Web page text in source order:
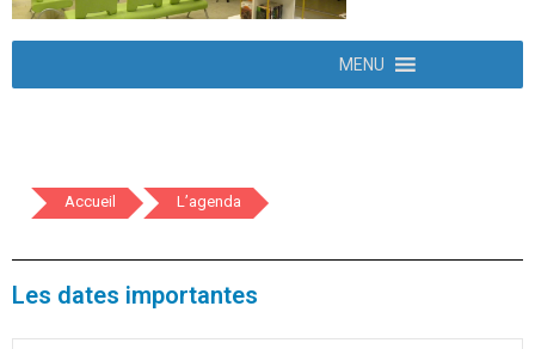
MENU
Accueil L’agenda
Les dates importantes